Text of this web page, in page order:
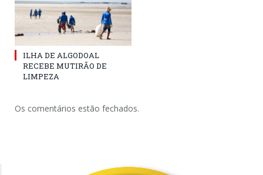
ILHA DE ALGODOAL
RECEBE MUTIRÃO DE
LIMPEZA
Os comentários estão fechados.